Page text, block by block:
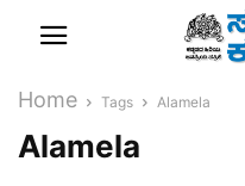
Home Tags Alamela
Alamela